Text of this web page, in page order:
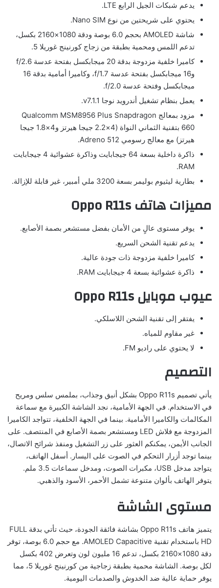
يدعم شبكات الجيل الرابع LTE.
يحتوي على شريحتين من نوع Nano SIM.
شاشة AMOLED بحجم 6.0 بوصة ودقة 1080×2160 بكسل،
تدعم اللمس ومحمية بطبقة من زجاج كورنينج غوريلا 5.
كاميرا خلفية مزدوجة بدقة 20 ميجابكسل بفتحة عدسة f/2.6
و16 ميجابكسل بفتحة عدسة f/1.7، وكاميرا أمامية بدقة 16
ميجابكسل وفتحة عدسة f/2.0.
يعمل بنظام تشغيل أندرويد نوجا v7.1.1.
مزود بمعالج Qualcomm MSM8956 Plus Snapdragon
660 بتقنية الثماني النواة (4×2.2 جيجا هيرتز و4×1.8 جيجا
هيرتز) مع معالج رسومي Adreno 512.
ذاكرة داخلية بسعة 64 جيجابايت وذاكرة عشوائية 4 جيجابايت
RAM.
بطارية ليثيوم بوليمر بسعة 3200 ملي أمبير، غير قابلة للإزالة.
مميزات هاتف Oppo R11s
يوفر مستوى عالٍ من الأمان بفضل مستشعر بصمة الأصابع.
يدعم تقنية الشحن السريع.
كاميرا خلفية مزدوجة ذات جودة عالية.
ذاكرة عشوائية بسعة 4 جيجابايت RAM.
عيوب موبايل Oppo R11s
يفتقر إلى تقنية الشحن اللاسلكي.
غير مقاوم للمياه.
لا يحتوي على راديو FM.
التصميم
يأتي تصميم Oppo R11s بشكل أنيق وجذاب، بملمس سلس ومريح
في الاستخدام. في الجهة الأمامية، نجد الشاشة الكبيرة مع سماعة
المكالمات والكاميرا الأمامية. بينما في الجهة الخلفية، تتواجد الكاميرا
المزدوجة مع فلاش LED ومستشعر بصمة الأصابع في المنتصف. على
الجانب الأيمن، يمكنكم العثور على زر التشغيل ومنفذ شرائح الاتصال،
بينما توجد أزرار التحكم في الصوت على اليسار. أسفل الهاتف،
يتواجد مدخل USB، مكبرات الصوت، ومدخل سماعات 3.5 ملم.
يتوفر الهاتف بألوان متنوعة تشمل الأحمر، الأسود والذهبي.
مستوى الشاشة
يتميز هاتف Oppo R11s بشاشة فائقة الجودة، حيث تأتي بدقة FULL
HD باستخدام تقنية AMOLED Capacitive. مع حجم 6.0 بوصة، توفر
دقة 1080×2160 بكسل، تدعم 16 مليون لون وتعرض 402 بكسل
لكل بوصة. الشاشة محمية بطبقة زجاجية من كورنينج غوريلا 5، مما
يوفر حماية عالية ضد الخدوش والصدمات اليومية.